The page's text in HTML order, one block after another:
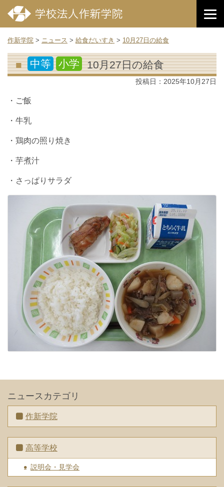
作新学院 > ニュース > 給食だいすき > 10月27日の給食
中等 小学 10月27日の給食
投稿日： 2025年10月27日
・ご飯
・牛乳
・鶏肉の照り焼き
・芋煮汁
・さっぱりサラダ
ニュースカテゴリ
作新学院
高等学校
説明会・見学会